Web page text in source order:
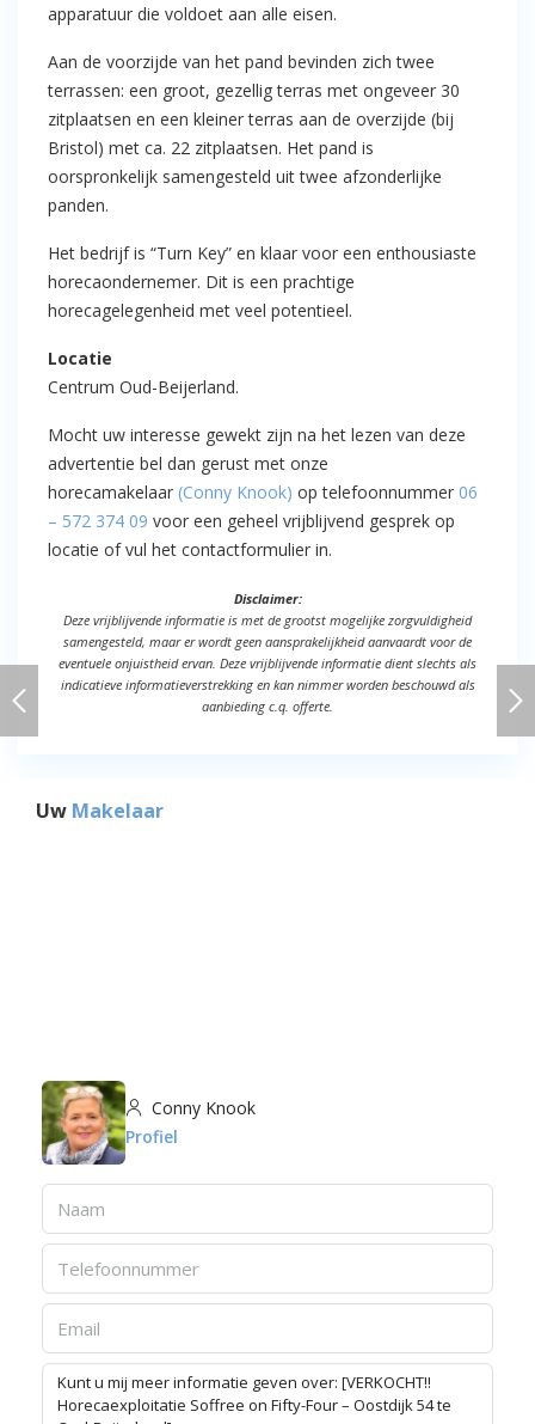
apparatuur die voldoet aan alle eisen.
Aan de voorzijde van het pand bevinden zich twee
terrassen: een groot, gezellig terras met ongeveer 30
zitplaatsen en een kleiner terras aan de overzijde (bij
Bristol) met ca. 22 zitplaatsen. Het pand is
oorspronkelijk samengesteld uit twee afzonderlijke
panden.
Het bedrijf is “Turn Key” en klaar voor een enthousiaste
horecaondernemer. Dit is een prachtige
horecagelegenheid met veel potentieel.
Locatie
Centrum Oud-Beijerland.
Mocht uw interesse gewekt zijn na het lezen van deze
advertentie bel dan gerust met onze
horecamakelaar (Conny Knook) op telefoonnummer 06
– 572 374 09 voor een geheel vrijblijvend gesprek op
locatie of vul het contactformulier in.
Disclaimer:
Deze vrijblijvende informatie is met de grootst mogelijke zorgvuldigheid
samengesteld, maar er wordt geen aansprakelijkheid aanvaardt voor de
eventuele onjuistheid ervan. Deze vrijblijvende informatie dient slechts als
indicatieve informatieverstrekking en kan nimmer worden beschouwd als
aanbieding c.q. offerte.
Uw Makelaar
Conny Knook
Profiel